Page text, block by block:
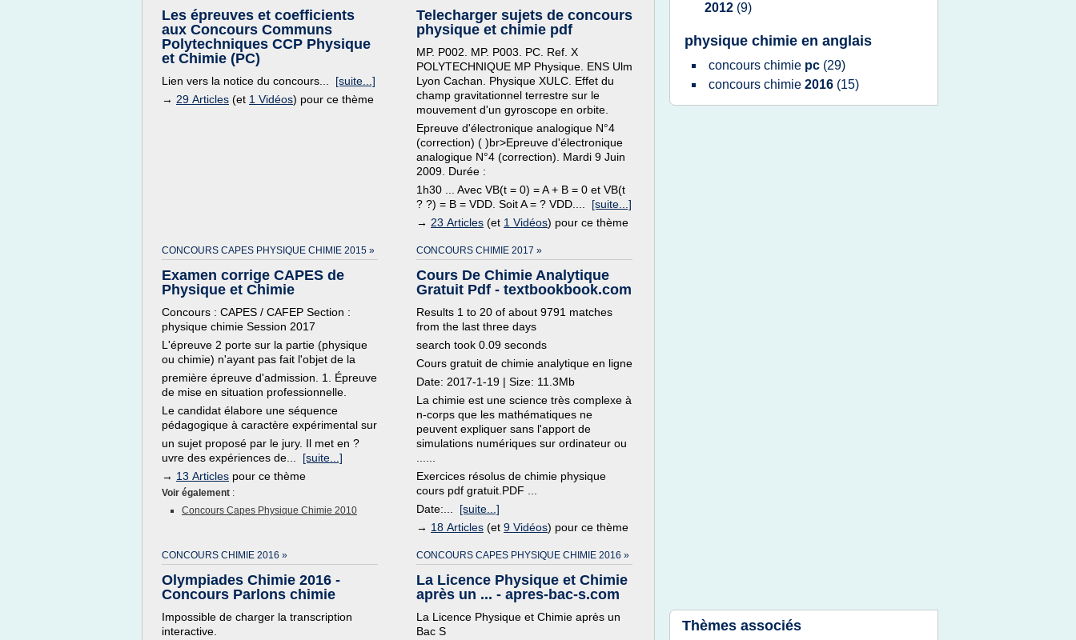
Les épreuves et coefficients
aux Concours Communs
Polytechniques CCP Physique
et Chimie (PC)
Lien vers la notice du concours... [suite...]
→ 29 Articles (et 1 Vidéos) pour ce thème
Telecharger sujets de concours
physique et chimie pdf
MP. P002. MP. P003. PC. Ref. X
POLYTECHNIQUE MP Physique. ENS Ulm
Lyon Cachan. Physique XULC. Effet du
champ gravitationnel terrestre sur le
mouvement d'un gyroscope en orbite.
Epreuve d'électronique analogique N°4
(correction) ( )br>Epreuve d'électronique
analogique N°4 (correction). Mardi 9 Juin
2009. Durée :
1h30 ... Avec VB(t = 0) = A + B = 0 et VB(t
? ?) = B = VDD. Soit A = ? VDD.... [suite...]
→ 23 Articles (et 1 Vidéos) pour ce thème
CONCOURS CAPES PHYSIQUE CHIMIE 2015 »
Examen corrige CAPES de
Physique et Chimie
Concours : CAPES / CAFEP Section :
physique chimie Session 2017
L'épreuve 2 porte sur la partie (physique
ou chimie) n'ayant pas fait l'objet de la
première épreuve d'admission. 1. Épreuve
de mise en situation professionnelle.
Le candidat élabore une séquence
pédagogique à caractère expérimental sur
un sujet proposé par le jury. Il met en ?
uvre des expériences de... [suite...]
→ 13 Articles pour ce thème
Voir également :
Concours Capes Physique Chimie 2010
CONCOURS CHIMIE 2017 »
Cours De Chimie Analytique
Gratuit Pdf - textbookbook.com
Results 1 to 20 of about 9791 matches
from the last three days
search took 0.09 seconds
Cours gratuit de chimie analytique en ligne
Date: 2017-1-19 | Size: 11.3Mb
La chimie est une science très complexe à
n-corps que les mathématiques ne
peuvent expliquer sans l'apport de
simulations numériques sur ordinateur ou
Exercices résolus de chimie physique
cours pdf gratuit.PDF ...
Date:... [suite...]
→ 18 Articles (et 9 Vidéos) pour ce thème
CONCOURS CHIMIE 2016 »
Olympiades Chimie 2016 -
Concours Parlons chimie
Impossible de charger la transcription
interactive.
CONCOURS CAPES PHYSIQUE CHIMIE 2016 »
La Licence Physique et Chimie
après un ... - apres-bac-s.com
La Licence Physique et Chimie après un
Bac S
2012 (9)
physique chimie en anglais
concours chimie pc (29)
concours chimie 2016 (15)
Thèmes associés